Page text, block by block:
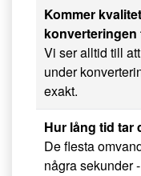
Kommer
konverteringen
Vi ser alltid till
under
exakt.
Hur lång tid tar
De flesta
några sekunder